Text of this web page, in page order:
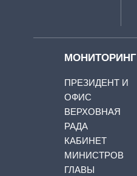
МОНИТОРИНГ
ПРЕЗИДЕНТ И
ОФИС
ВЕРХОВНАЯ
РАДА
КАБИНЕТ
МИНИСТРОВ
ГЛАВЫ